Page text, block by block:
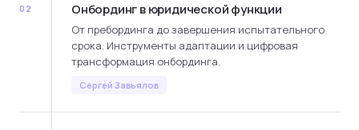
02 Онбординг в юридической функции
От пребординга до завершения испытательного
срока. Инструменты адаптации и цифровая
трансформация онбординга.
Сергей Завьялов